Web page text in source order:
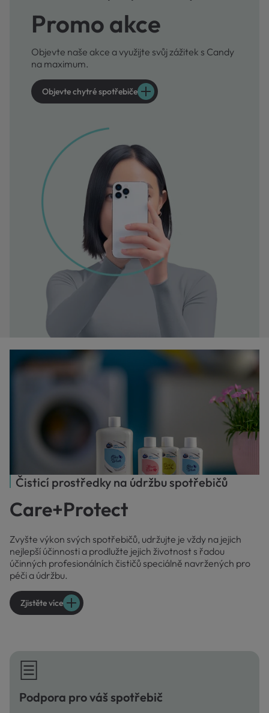
Promo akce
Objevte naše akce a využijte svůj zážitek s Candy
na maximum.
Objevte chytré spotřebiče
Čisticí prostředky na údržbu spotřebičů
Care+Protect
Zvyšte výkon svých spotřebičů, udržujte je vždy na jejich
nejlepší účinnosti a prodlužte jejich životnost s řadou
účinných profesionálních čističů speciálně navržených pro
péči a údržbu.
Zjistěte více
Podpora pro váš spotřebič